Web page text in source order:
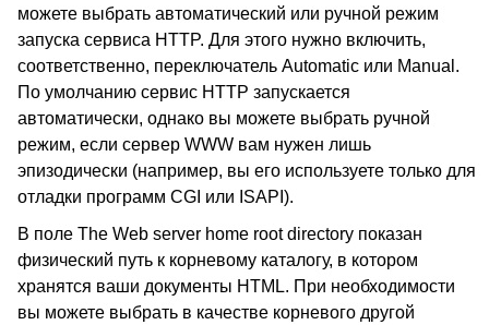
можете выбрать автоматический или ручной режим
запуска сервиса HTTP. Для этого нужно включить,
соответственно, переключатель Automatic или Manual.
По умолчанию сервис HTTP запускается
автоматически, однако вы можете выбрать ручной
режим, если сервер WWW вам нужен лишь
эпизодически (например, вы его используете только для
отладки программ CGI или ISAPI).
В поле The Web server home root directory показан
физический путь к корневому каталогу, в котором
хранятся ваши документы HTML. При необходимости
вы можете выбрать в качестве корневого другой